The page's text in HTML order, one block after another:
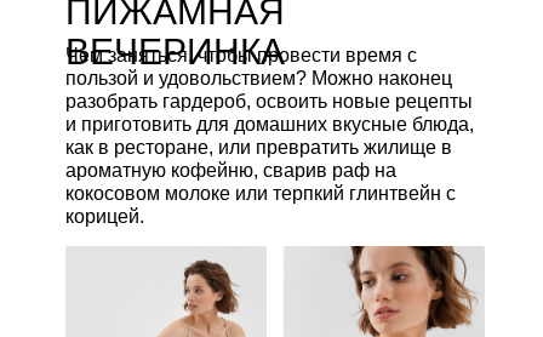
ПИЖАМНАЯ
ВЕЧЕРИНКА
Чем заняться, чтобы провести время с
пользой и удовольствием? Можно наконец
разобрать гардероб, освоить новые рецепты
и приготовить для домашних вкусные блюда,
как в ресторане, или превратить жилище в
ароматную кофейню, сварив раф на
кокосовом молоке или терпкий глинтвейн с
корицей.